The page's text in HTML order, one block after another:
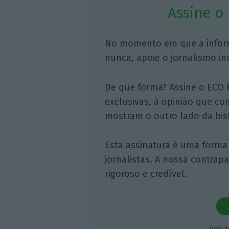
Assine o
No momento em que a
nunca, apoie o jornalismo
De que forma? Assine o
exclusivas, à opinião que
mostram o outro lado da
Esta assinatura é uma
jornalistas. A nossa
rigoroso e credível.